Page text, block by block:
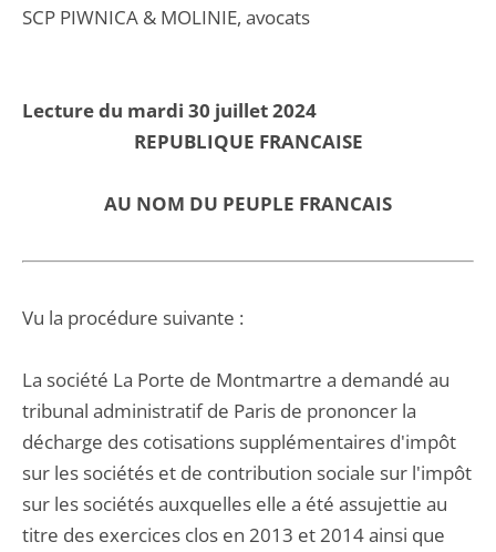
SCP PIWNICA & MOLINIE, avocats
Lecture du mardi 30 juillet 2024
REPUBLIQUE FRANCAISE
AU NOM DU PEUPLE FRANCAIS
Vu la procédure suivante :
La société La Porte de Montmartre a demandé au
tribunal administratif de Paris de prononcer la
décharge des cotisations supplémentaires d'impôt
sur les sociétés et de contribution sociale sur l'impôt
sur les sociétés auxquelles elle a été assujettie au
titre des exercices clos en 2013 et 2014 ainsi que